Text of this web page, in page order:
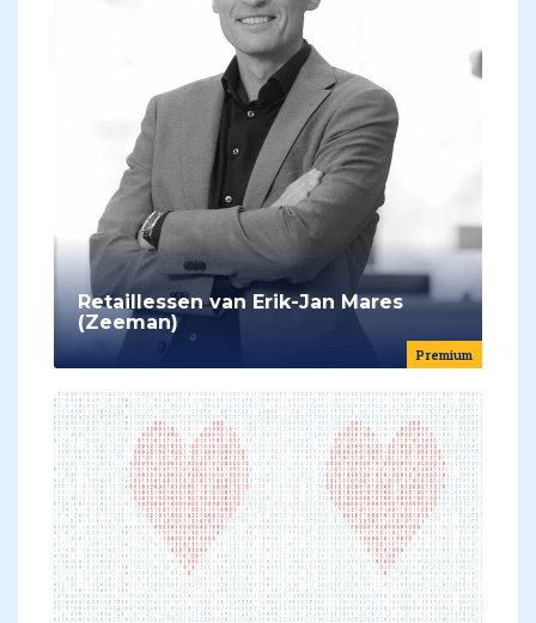
Premium
Retaillessen van Erik-Jan Mares
(Zeeman)